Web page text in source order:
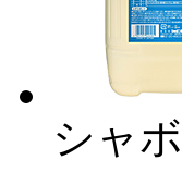
シャ